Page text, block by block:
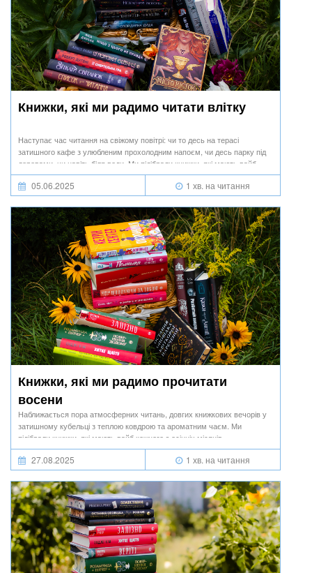
Книжки, які ми радимо читати влітку
Наступає час читання на свіжому повітрі: чи то десь на терасі
затишного кафе з улюбленим прохолодним напоєм, чи десь парку під
деревами, чи навіть біля води. Ми підібрали книжки, які мають вайб
кожного з літніх місяців.
05.06.2025 1 хв. на читання
Книжки, які ми радимо прочитати
восени
Наближається пора атмосферних читань, довгих книжкових вечорів у
затишному кубельці з теплою ковдрою та ароматним чаєм. Ми
підібрали книжки, які мають вайб кожного з осінніх місяців.
27.08.2025 1 хв. на читання